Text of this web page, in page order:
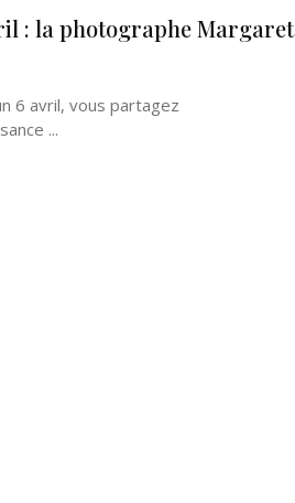
: la photographe Margaret
6 avril, vous partagez
...